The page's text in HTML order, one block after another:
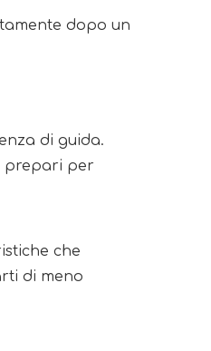
dopo un
di guida.
prepari per
che
di meno